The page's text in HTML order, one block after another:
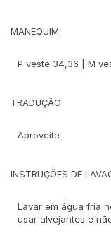
MANEQUIM
P veste 34,36 | M
TRADUÇÃO
Aproveite
INSTRUÇÕES DE
Lavar em água fria
usar alvejantes e